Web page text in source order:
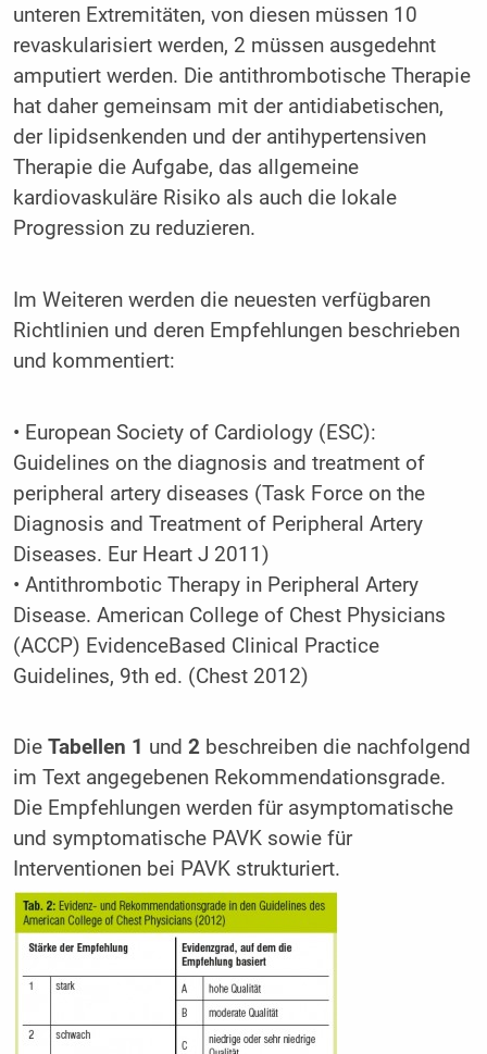
unteren Extremitäten, von diesen müssen 10
revaskularisiert werden, 2 müssen ausgedehnt
amputiert werden. Die antithrombotische Therapie
hat daher gemeinsam mit der antidiabetischen,
der lipidsenkenden und der antihypertensiven
Therapie die Aufgabe, das allgemeine
kardiovaskuläre Risiko als auch die lokale
Progression zu reduzieren.
Im Weiteren werden die neuesten verfügbaren
Richtlinien und deren Empfehlungen beschrieben
und kommentiert:
• European Society of Cardiology (ESC):
Guidelines on the diagnosis and treatment of
peripheral artery diseases (Task Force on the
Diagnosis and Treatment of Peripheral Artery
Diseases. Eur Heart J 2011)
• Antithrombotic Therapy in Peripheral Artery
Disease. American College of Chest Physicians
(ACCP) EvidenceBased Clinical Practice
Guidelines, 9th ed. (Chest 2012)
Die Tabellen 1 und 2beschreiben die nachfolgend
im Text angegebenen Rekommendationsgrade.
Die Empfehlungen werden für asymptomatische
und symptomatische PAVK sowie für
Interventionen bei PAVK strukturiert.